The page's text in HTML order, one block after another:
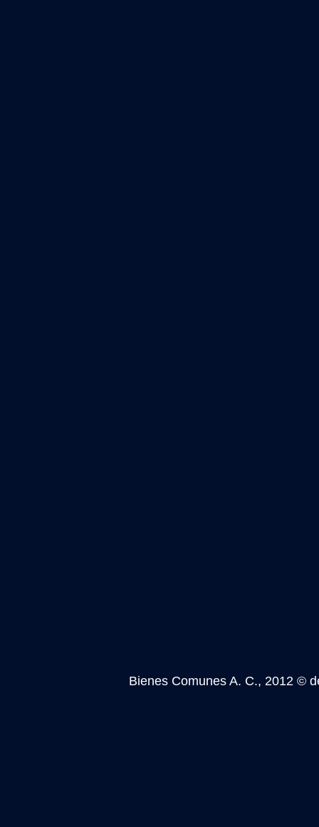
Bienes Comunes A. C., 2012 ©